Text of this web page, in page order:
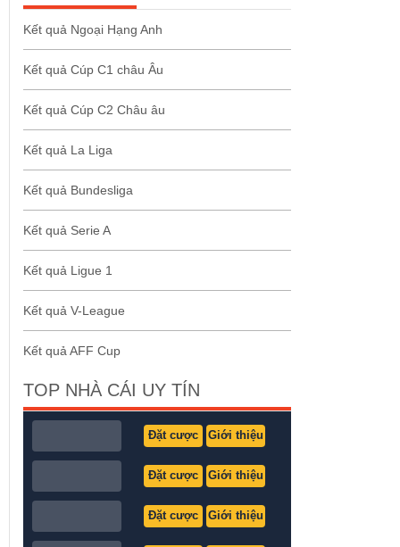
Kết quả Ngoại Hạng Anh
Kết quả Cúp C1 châu Âu
Kết quả Cúp C2 Châu âu
Kết quả La Liga
Kết quả Bundesliga
Kết quả Serie A
Kết quả Ligue 1
Kết quả V-League
Kết quả AFF Cup
TOP NHÀ CÁI UY TÍN
Đặt cược Giới thiệu
Đặt cược Giới thiệu
Đặt cược Giới thiệu